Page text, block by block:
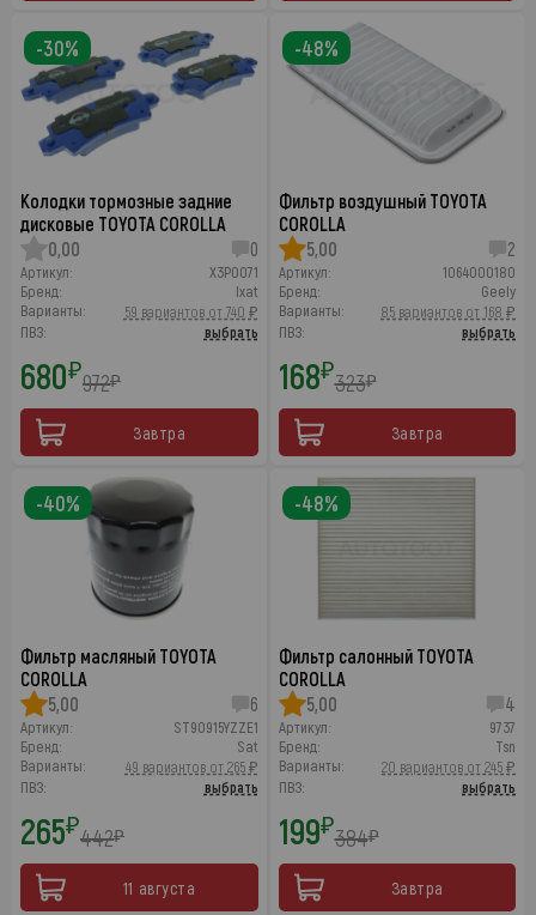
Колодки тормозные задние
дисковые TOYOTA COROLLA
0,00
0
Артикул:
X3P0071
Бренд:
Ixat
Варианты:
59 вариантов от 740 ₽
ПВЗ:
выбрать
680₽972₽
Завтра
-30%
Фильтр воздушный TOYOTA
COROLLA
5,00
2
Артикул:
1064000180
Бренд:
Geely
Варианты:
85 вариантов от 168 ₽
ПВЗ:
выбрать
168₽323₽
Завтра
-48%
Фильтр масляный TOYOTA
COROLLA
5,00
6
Артикул:
ST90915YZZE1
Бренд:
Sat
Варианты:
49 вариантов от 265 ₽
ПВЗ:
выбрать
265₽442₽
11 августа
-40%
Фильтр салонный TOYOTA
COROLLA
5,00
4
Артикул:
9737
Бренд:
Tsn
Варианты:
20 вариантов от 245 ₽
ПВЗ:
выбрать
199₽384₽
Завтра
-48%